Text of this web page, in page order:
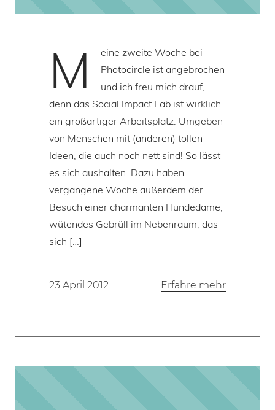
M
eine zweite Woche bei
Photocircle ist angebrochen
und ich freu mich drauf,
denn das Social Impact Lab ist wirklich
ein großartiger Arbeitsplatz: Umgeben
von Menschen mit (anderen) tollen
Ideen, die auch noch nett sind! So lässt
es sich aushalten. Dazu haben
vergangene Woche außerdem der
Besuch einer charmanten Hundedame,
wütendes Gebrüll im Nebenraum, das
sich […]
23 April 2012 Erfahre mehr